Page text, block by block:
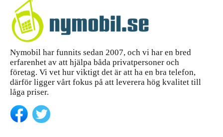
Nymobil har funnits sedan 2007, och vi har en bred
erfarenhet av att hjälpa båda privatpersoner och
företag. Vi vet hur viktigt det är att ha en bra telefon,
därför ligger vårt fokus på att leverera hög kvalitet till
låga priser.